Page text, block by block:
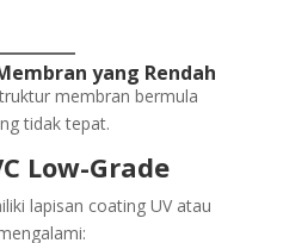
yang Rendah
membran bermula
tidak tepat.
Low-Grade
lapisan coating UV atau